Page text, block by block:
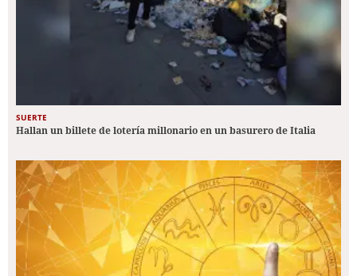
SUERTE
Hallan un billete de lotería millonario en un basurero de Italia